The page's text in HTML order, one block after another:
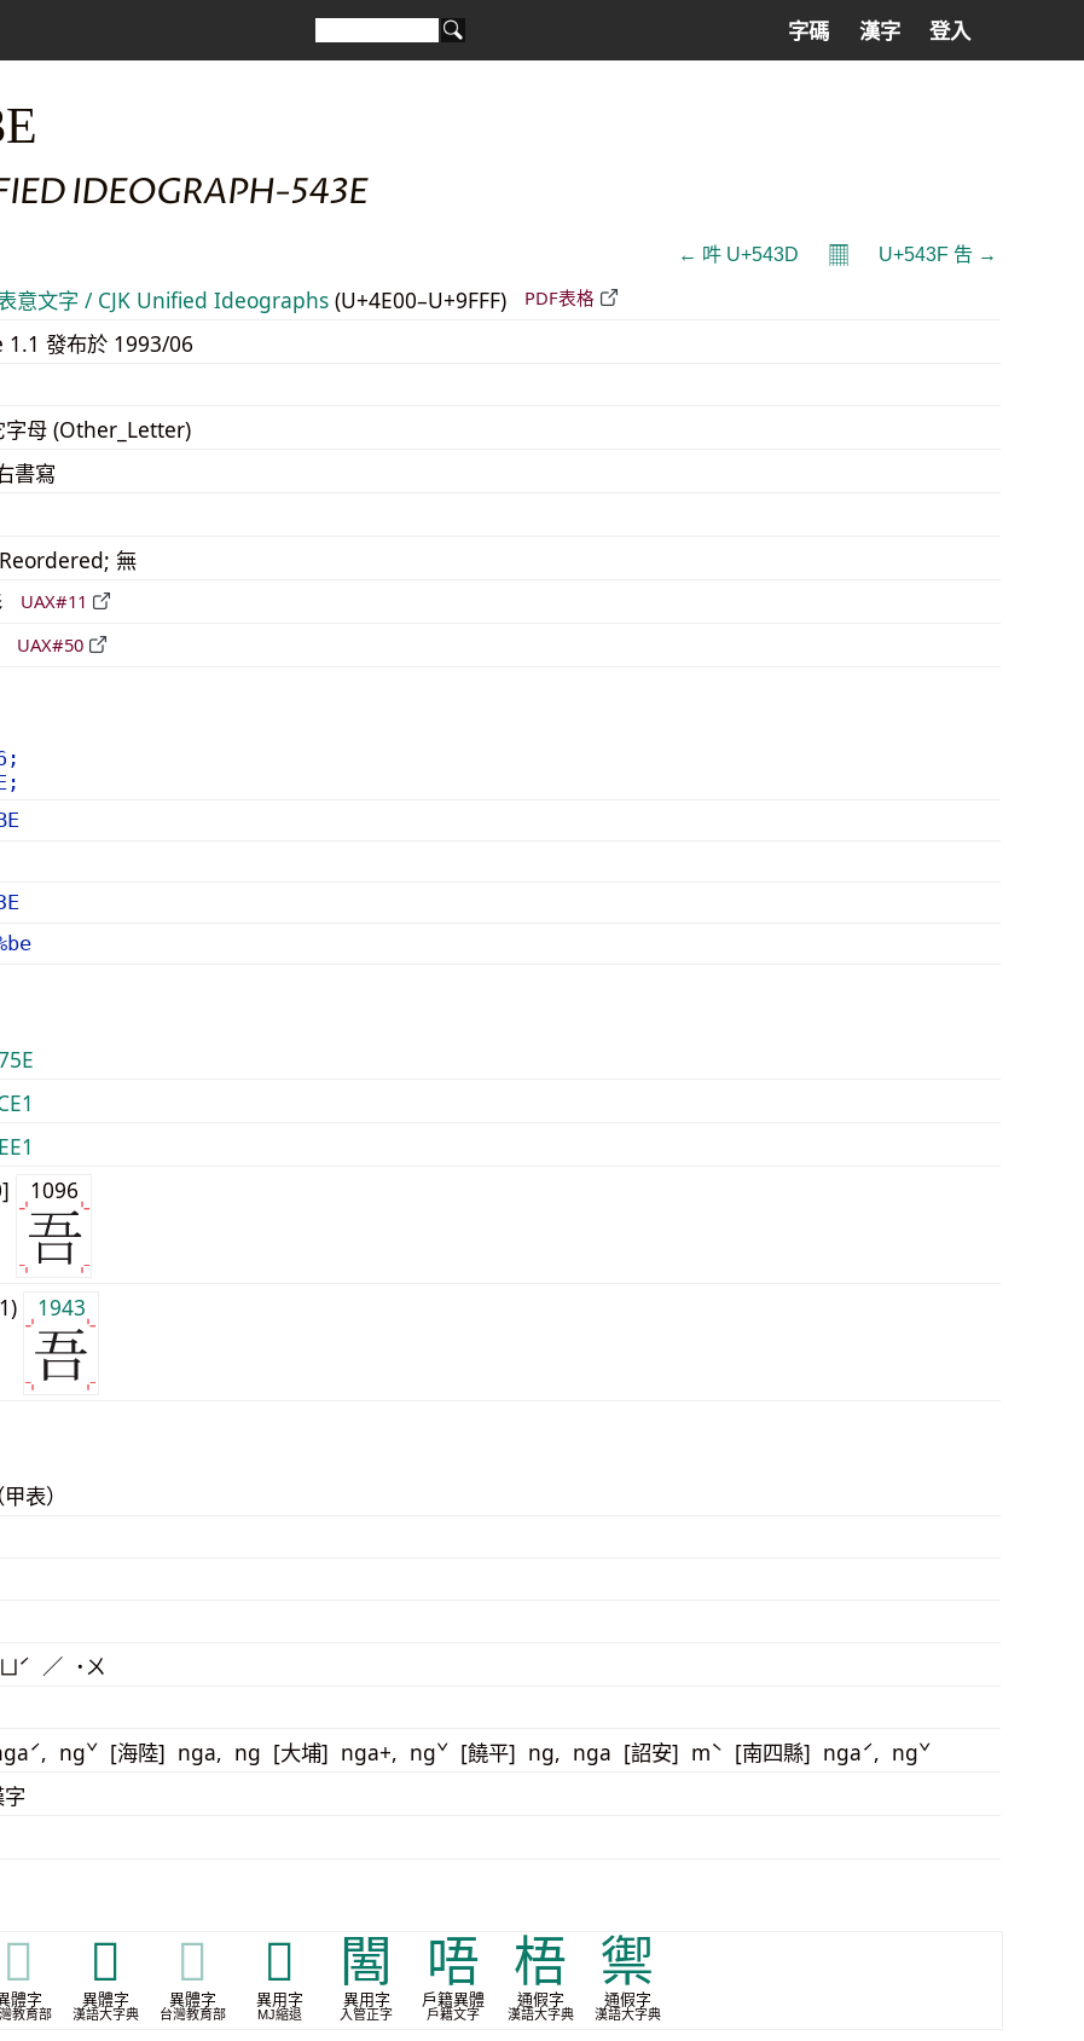
字碼 漢字 登入
IDEOGRAPH-543E
← 吽 U+543D 𝄜 U+543F 吿 →
意文字 / CJK Unified Ideographs (U+4E00–U+9FFF) PDF表格
1.1 發布於 1993/06
字母 (Other_Letter)
書寫
無
UAX#11
UAX#50
1096
1943
表）
ˊ ／ ˙ㄨ
ngˇ [海陸] nga, ng [大埔] nga+, ngˇ [饒平] ng, nga [詔安] mˋ [南四縣] ngaˊ, ngˇ
字
𢓲
體字
教育部
𨖍
異體字
漢語大字典
𨖍
異體字
台灣教育部
𭇁
異用字
MJ縮退
䦜
異用字
入管正字
唔
戶籍異體
戶籍文字
梧
通假字
漢語大字典
禦
通假字
漢語大字典